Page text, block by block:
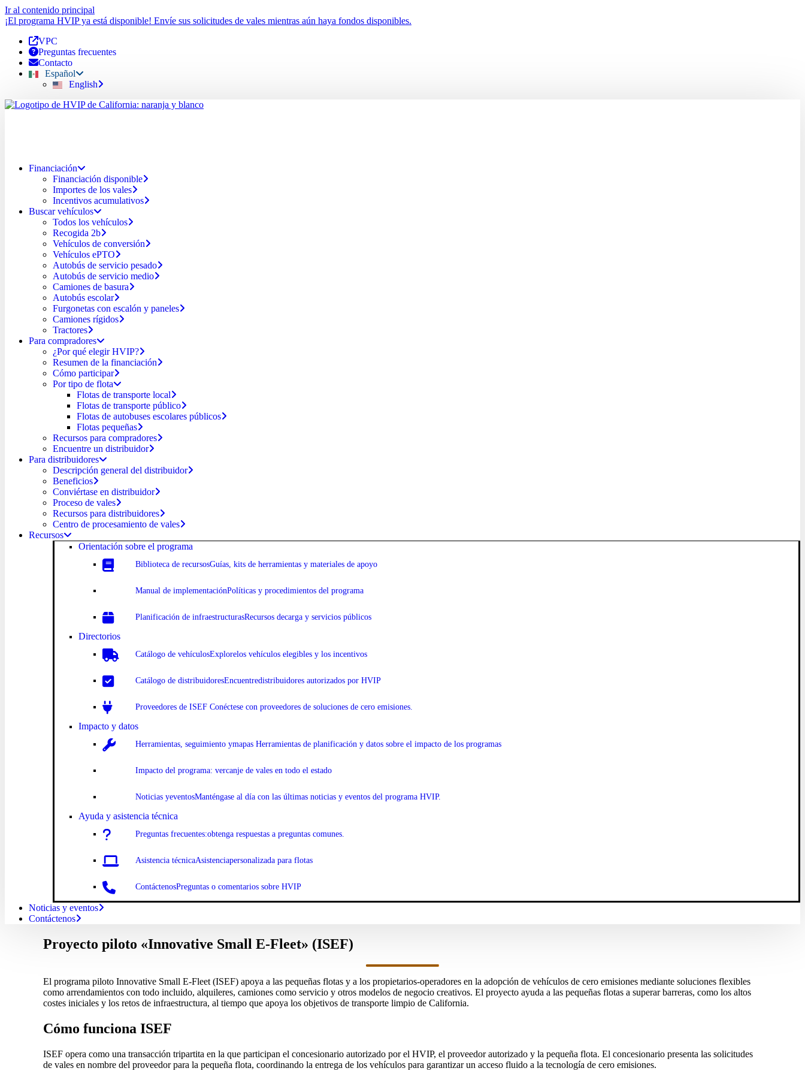
Ir al contenido principal
¡El programa HVIP ya está disponible! Envíe sus solicitudes de vales mientras aún haya fondos disponibles.
VPC
Preguntas frecuentes
Contacto
Español
English
Financiación
Financiación disponible
Importes de los vales
Incentivos acumulativos
Buscar vehículos
Todos los vehículos
Recogida 2b
Vehículos de conversión
Vehículos ePTO
Autobús de servicio pesado
Autobús de servicio medio
Camiones de basura
Autobús escolar
Furgonetas con escalón y paneles
Camiones rígidos
Tractores
Para compradores
¿Por qué elegir HVIP?
Resumen de la financiación
Cómo participar
Por tipo de flota
Flotas de transporte local
Flotas de transporte público
Flotas de autobuses escolares públicos
Flotas pequeñas
Recursos para compradores
Encuentre un distribuidor
Para distribuidores
Descripción general del distribuidor
Beneficios
Conviértase en distribuidor
Proceso de vales
Recursos para distribuidores
Centro de procesamiento de vales
Recursos
Orientación sobre el programa
Biblioteca de recursosGuías, kits de herramientas y materiales de apoyo
Manual de implementaciónPolíticas y procedimientos del programa
Planificación de infraestructurasRecursos decarga y servicios públicos
Directorios
Catálogo de vehículosExplorelos vehículos elegibles y los incentivos
Catálogo de distribuidoresEncuentredistribuidores autorizados por HVIP
Proveedores de ISEF Conéctese con proveedores de soluciones de cero emisiones.
Impacto y datos
Herramientas, seguimiento ymapas Herramientas de planificación y datos sobre el impacto de los programas
Impacto del programa: vercanje de vales en todo el estado
Noticias yeventosManténgase al día con las últimas noticias y eventos del programa HVIP.
Ayuda y asistencia técnica
Preguntas frecuentes:obtenga respuestas a preguntas comunes.
Asistencia técnicaAsistenciapersonalizada para flotas
ContáctenosPreguntas o comentarios sobre HVIP
Noticias y eventos
Contáctenos
Proyecto piloto «Innovative Small E-Fleet» (ISEF)
El programa piloto Innovative Small E-Fleet (ISEF) apoya a las pequeñas flotas y a los propietarios-operadores en la adopción de vehículos de cero emisiones mediante soluciones flexibles
como arrendamientos con todo incluido, alquileres, camiones como servicio y otros modelos de negocio creativos. El proyecto ayuda a las pequeñas flotas a superar barreras, como los altos
costes iniciales y los retos de infraestructura, al tiempo que apoya los objetivos de transporte limpio de California.
Cómo funciona ISEF
ISEF opera como una transacción tripartita en la que participan el concesionario autorizado por el HVIP, el proveedor autorizado y la pequeña flota. El concesionario presenta las solicitudes
de vales en nombre del proveedor para la pequeña flota, coordinando la entrega de los vehículos para garantizar un acceso fluido a la tecnología de cero emisiones.